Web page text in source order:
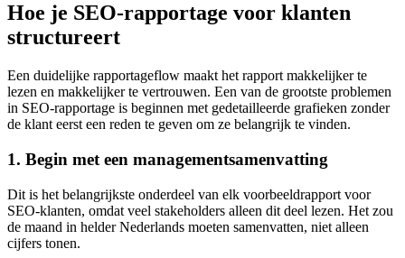
Hoe je SEO-rapportage voor klanten
structureert
Een duidelijke rapportageflow maakt het rapport makkelijker te
lezen en makkelijker te vertrouwen. Een van de grootste problemen
in SEO-rapportage is beginnen met gedetailleerde grafieken zonder
de klant eerst een reden te geven om ze belangrijk te vinden.
1. Begin met een managementsamenvatting
Dit is het belangrijkste onderdeel van elk voorbeeldrapport voor
SEO-klanten, omdat veel stakeholders alleen dit deel lezen. Het zou
de maand in helder Nederlands moeten samenvatten, niet alleen
cijfers tonen.